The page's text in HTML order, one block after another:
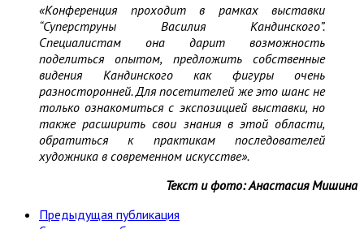
«Конференция проходит в рамках выставки
“Суперструны Василия Кандинского”.
Специалистам она дарит возможность
поделиться опытом, предложить собственные
видения Кандинского как фигуры очень
разносторонней. Для посетителей же это шанс не
только ознакомиться с экспозицией выставки, но
также расширить свои знания в этой области,
обратиться к практикам последователей
художника в современном искусстве».
Текст и фото: Анастасия Мишина
Предыдущая публикация